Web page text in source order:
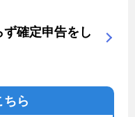
確定申告をし
ちら